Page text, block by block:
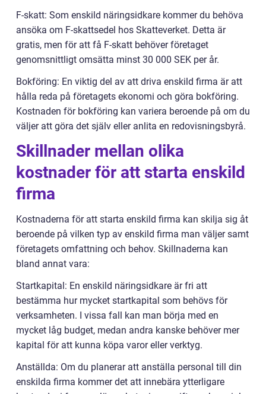
F-skatt: Som enskild näringsidkare kommer du behöva
ansöka om F-skattsedel hos Skatteverket. Detta är
gratis, men för att få F-skatt behöver företaget
genomsnittligt omsätta minst 30 000 SEK per år.
Bokföring: En viktig del av att driva enskild firma är att
hålla reda på företagets ekonomi och göra bokföring.
Kostnaden för bokföring kan variera beroende på om du
väljer att göra det själv eller anlita en redovisningsbyrå.
Skillnader mellan olika
kostnader för att starta enskild
firma
Kostnaderna för att starta enskild firma kan skilja sig åt
beroende på vilken typ av enskild firma man väljer samt
företagets omfattning och behov. Skillnaderna kan
bland annat vara:
Startkapital: En enskild näringsidkare är fri att
bestämma hur mycket startkapital som behövs för
verksamheten. I vissa fall kan man börja med en
mycket låg budget, medan andra kanske behöver mer
kapital för att kunna köpa varor eller verktyg.
Anställda: Om du planerar att anställa personal till din
enskilda firma kommer det att innebära ytterligare